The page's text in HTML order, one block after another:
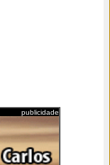
publicidade